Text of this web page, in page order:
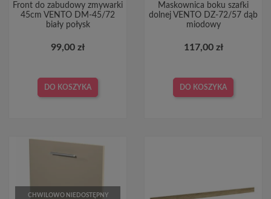
Front do zabudowy zmywarki
45cm VENTO DM-45/72
biały połysk
99,00 zł
DO KOSZYKA
Maskownica boku szafki
dolnej VENTO DZ-72/57 dąb
miodowy
117,00 zł
DO KOSZYKA
CHWILOWO NIEDOSTĘPNY